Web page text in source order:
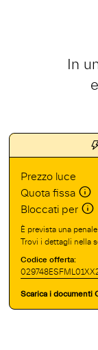
In
Prezzo luce
Quota fissa
Bloccati per
È prevista una
Trovi i dettagli nella
Codice offerta:
Scarica i documenti